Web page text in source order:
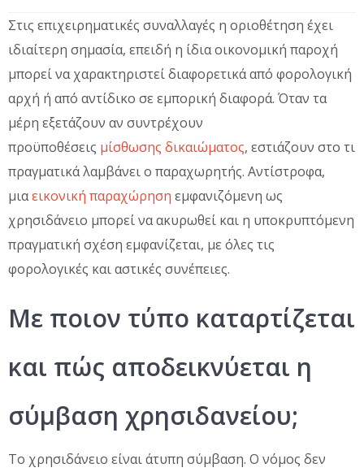
Στις επιχειρηματικές συναλλαγές η οριοθέτηση έχει
ιδιαίτερη σημασία, επειδή η ίδια οικονομική παροχή
μπορεί να χαρακτηριστεί διαφορετικά από φορολογική
αρχή ή από αντίδικο σε εμπορική διαφορά. Όταν τα
μέρη εξετάζουν αν συντρέχουν
προϋποθέσεις μίσθωσης δικαιώματος, εστιάζουν στο τι
πραγματικά λαμβάνει ο παραχωρητής. Αντίστροφα,
μιαεικονική παραχώρηση εμφανιζόμενη ως
χρησιδάνειο μπορεί να ακυρωθεί και η υποκρυπτόμενη
πραγματική σχέση εμφανίζεται, με όλες τις
φορολογικές και αστικές συνέπειες.
Με ποιον τύπο καταρτίζεται
και πώς αποδεικνύεται η
σύμβαση χρησιδανείου;
Το χρησιδάνειο είναι άτυπη σύμβαση. Ο νόμος δεν